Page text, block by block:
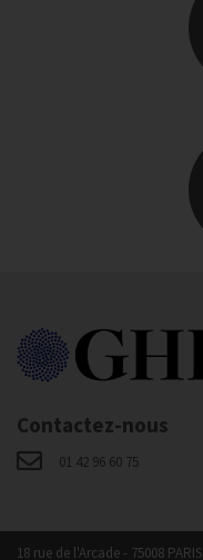
Contactez-nous
01 42 96 60 75
18 rue de l'Arcade - 75008 PARIS